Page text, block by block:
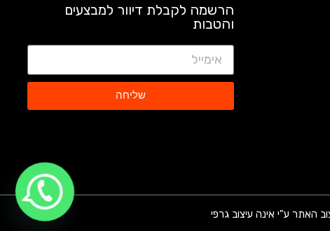
הרשמה לקבלת דיוור למבצעים
והטבות
שליחה
האתר ע"י אינה עיצוב גרפי